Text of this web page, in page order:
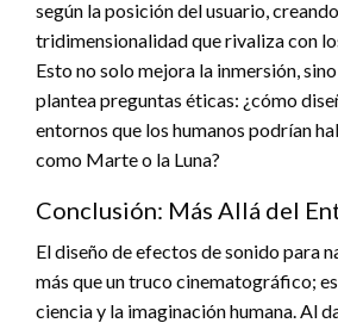
según la posición del usuario,
tridimensionalidad que rivaliza con
Esto no solo mejora la inmersión,
plantea preguntas éticas: ¿cómo
entornos que los humanos podrían
como Marte o la Luna?
Conclusión: Más Allá del
El diseño de efectos de sonido para
más que un truco cinematográfico;
ciencia y la imaginación humana. Al